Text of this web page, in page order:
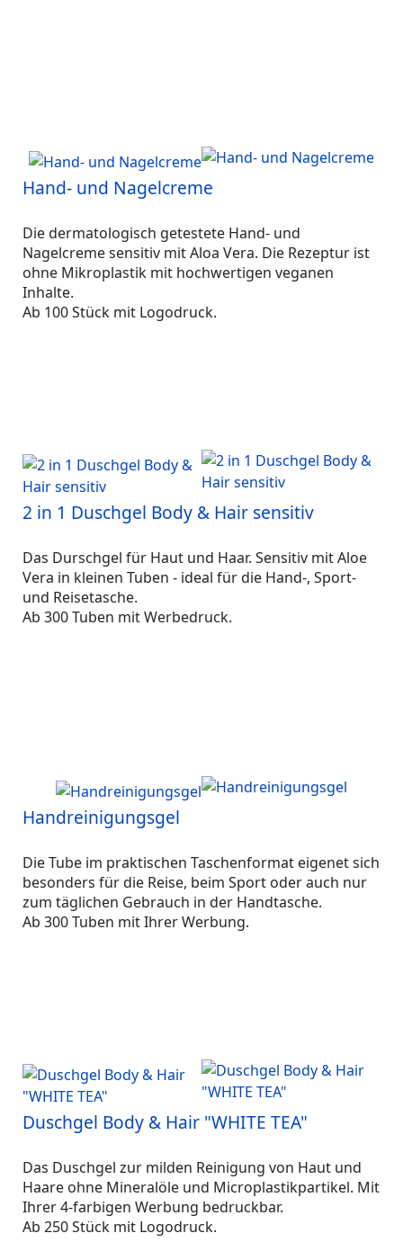
Hand- und Nagelcreme
Die dermatologisch getestete Hand- und
Nagelcreme sensitiv mit Aloa Vera. Die Rezeptur ist
ohne Mikroplastik mit hochwertigen veganen
Inhalte.
Ab 100 Stück mit Logodruck.
2 in 1 Duschgel Body & Hair sensitiv
Das Durschgel für Haut und Haar. Sensitiv mit Aloe
Vera in kleinen Tuben - ideal für die Hand-, Sport-
und Reisetasche.
Ab 300 Tuben mit Werbedruck.
Handreinigungsgel
Die Tube im praktischen Taschenformat eigenet sich
besonders für die Reise, beim Sport oder auch nur
zum täglichen Gebrauch in der Handtasche.
Ab 300 Tuben mit Ihrer Werbung.
Duschgel Body & Hair "WHITE TEA"
Das Duschgel zur milden Reinigung von Haut und
Haare ohne Mineralöle und Microplastikpartikel. Mit
Ihrer 4-farbigen Werbung bedruckbar.
Ab 250 Stück mit Logodruck.